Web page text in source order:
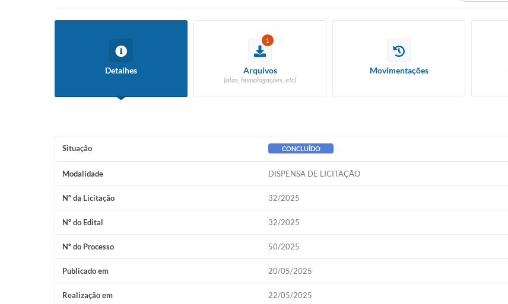
Detalhes
1
Arquivos
(atas, homologações, etc)
Movimentações
Situação CONCLUÍDO
Modalidade DISPENSA DE LICITAÇÃO
Nº da Licitação 32/2025
Nº do Edital 32/2025
Nº do Processo 50/2025
Publicado em 20/05/2025
Realização em 22/05/2025